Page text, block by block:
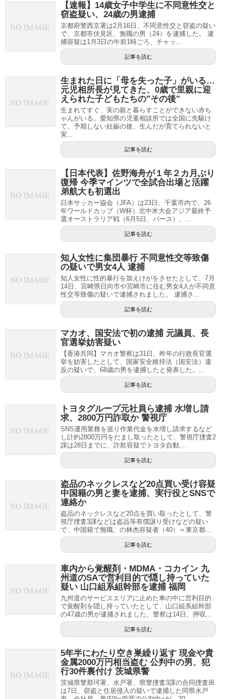
【速報】14歳女子中学生に不同意性交と
窃盗疑い、24歳の男逮捕
京都府警西京署は2月16日、不同意性交と窃盗の疑い
で、京都市伏見区、無職の男（24）を逮捕した。 逮
捕容疑は1月3日の午前1時ごろ、チャッ...
記事を読む
生まれた日に「母を失った子」がいる…
元児相所長が見てきた、0歳で里親に迎
えられた子どもたちの"その後"
生まれてすぐ、実の親と暮らすことができない赤ち
ゃんがいる。愛知県の児童相談所では全国に先駆け
て、予期しない妊娠の後、生んだが育てられないと
実...
記事を読む
【日本代表】佐野海舟が１年２カ月ぶり
復帰 今季マインツで全試合出場と活躍
弟航大も初選出
日本サッカー協会（JFA）は23日、千葉市内で、26
年ワールドカップ（W杯）北中米大会アジア最終予
選オーストラリア戦（6月5日、パース）、...
記事を読む
知人女性に集団暴行 不同意性交等致傷
の疑いで男女4人 逮捕
知人女性に性的暴行を加えけがをさせたとして、7月
14日、宮崎県日向市や宮崎市に住む男女4人が不同意
性交等致傷の疑いで逮捕されました。 逮捕さ...
記事を読む
マカオ、国安法で初の逮捕 元議員、長
官選挙妨害疑い
【香港共同】マカオ警察は31日、昨年の行政長官選
挙を妨害したとして、国家安全維持法（国安法）違
反の疑いで、68歳の男を逮捕したと発表した。...
記事を読む
トヨタグループ元社員ら逮捕 水増し請
求、2800万円詐取か 警視庁
SNS運用業務を巡り作業代金を水増し請求するなど
し計約2800万円をだまし取ったとして、警視庁捜査2
課は28日までに、詐欺容疑でトヨタ自動...
記事を読む
盗品のネックレスなど20点買い受け容疑
中国籍の男と妻を逮捕、実行役とSNSで
連絡か
盗品のネックレスなど20点を買い取ったとして、警
視庁捜査3課などは盗品等有償譲り受けなどの疑い
で、中国籍で無職、の林杰容疑者（40）＝東京都...
記事を読む
車内から覚醒剤・MDMA・コカイン 九
州道のSAで営利目的で隠し持っていた
疑い 山口組系組幹部を逮捕 福岡
九州道のサービスエリアに止めた車の中に営利目的
で覚醒剤を隠し持っていたとして、山口組系組幹部
の47歳の男が逮捕されました。警察は14日、押収...
記事を読む
5年半にわたり空き巣繰り返す 現金や貴
金属2000万円相当盗む 公判中の男、犯
行30件裏付け 茨城県警
茨城県警那珂署、水戸署、県警捜査3課の合同捜査班
は7日、窃盗と住居侵入の疑いで逮捕した同県水戸